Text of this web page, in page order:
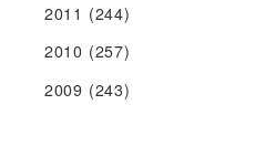
2011 (244)
2010 (257)
2009 (243)